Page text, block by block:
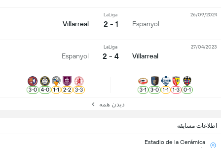
اطلاعات مسابقه
Estadio de la Cerámica
Espanyol
LaLiga
1 - 2
Villarreal
26/09/2024
Villarreal
LaLiga
4 - 2
Espanyol
27/04/2023
1
-
0
3
-
1
1
-
1
0
-
3
1
-
3
3
-
3
2
-
2
1
-
1
0
-
4
0
-
3
دیدن همه